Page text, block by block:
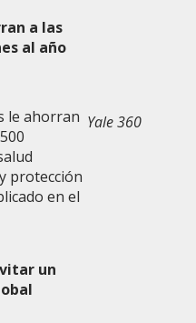
a las
al año
le ahorran
protección
en el
Yale 360
un